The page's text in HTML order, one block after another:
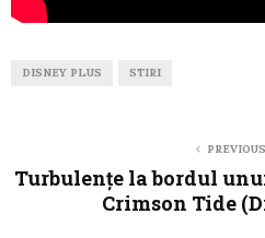
DISNEY PLUS STIRI
Turbulențe la bordul
Crimson Tide